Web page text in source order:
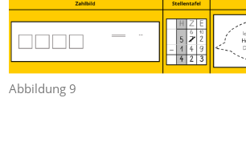
Abbildung 9